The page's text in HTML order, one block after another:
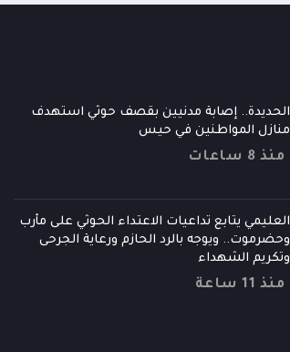
الحديدة.. إصابة مدنيين بقصف حوثي استهدف
منازل المواطنين في حيس
منذ 8 ساعات
العليمي يتابع تداعيات الاعتداء الحوثي على مأرب
وحضرموت.. ويوجه بالرد الحازم ورعاية الجرحى
وتكريم الشهداء
منذ 11 ساعة